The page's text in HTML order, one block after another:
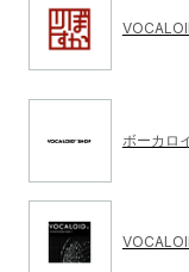
ボーカロ